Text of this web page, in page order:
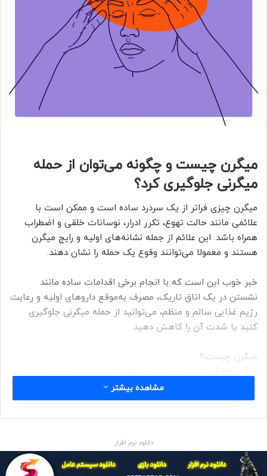
میگرن چیست و چگونه می‌توان از حمله
میگرنی جلوگیری کرد؟
میگرن چیزی فراتر از یک سردرد ساده است و ممکن است با
علائمی مانند حالت تهوع، تکرر ادرار، نوسانات خلقی و اضطراب
همراه باشد. این علائم از جمله نشانه‌های اولیه و رایج میگرن
هستند و معمولا می‌توانند وقوع یک حمله را نشان دهند.
خبر خوب این است که با انجام برخی اقدامات ساده مانند
نشستن در یک اتاق تاریک، مصرف به‌موقع داروهای اولیه و رعایت
رژیم غذایی سالم و منظم، می‌توانید از حمله میگرنی جلوگیری
کنید یا شدت آن را کاهش دهید.
میگرن چیست؟
که با درد ضربان‌دار یا تپنده‌ای در یک طرف سر می‌تواند انجام
ساده‌ترین کارها را نیز سخت کند.
اغلب با علائمی مانند حالت تهوع و حساسیت شدید به نور و صدا
همراه است.» او می‌افزاید: «در هند، میگرن به طرز شگفت‌آوری
مشاهده بیشتر
دانلود نرم افزار